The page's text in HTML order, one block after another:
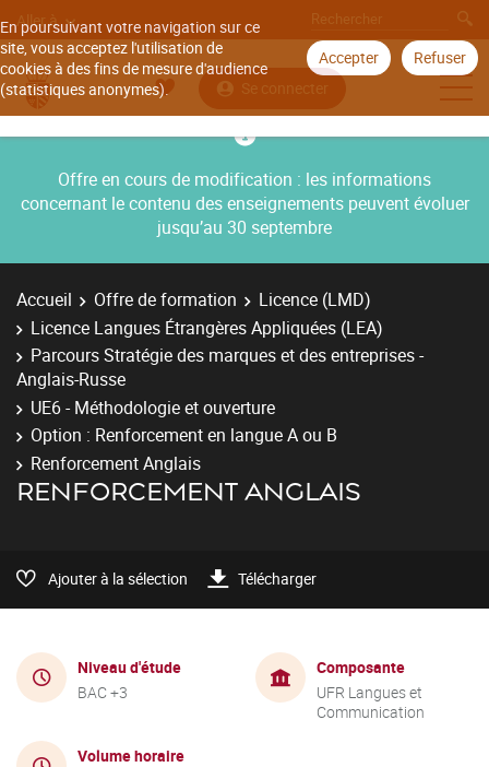
En poursuivant votre navigation sur ce
site, vous acceptez l'utilisation de
cookies à des fins de mesure d'audience
(statistiques anonymes).
Accepter Refuser
Aller à
Se connecter
Offre en cours de modification : les informations
concernant le contenu des enseignements peuvent évoluer
jusqu’au 30 septembre
Accueil Offre de formation
Licence (LMD)
Licence Langues Étrangères Appliquées (LEA)
Parcours Stratégie des marques et des entreprises -
Anglais-Russe
UE6 - Méthodologie et ouverture
Option : Renforcement en langue A ou B
Renforcement Anglais
RENFORCEMENT ANGLAIS
Ajouter à la sélection Télécharger
Niveau d'étude
BAC +3
Composante
UFR Langues et
Communication
Volume horaire